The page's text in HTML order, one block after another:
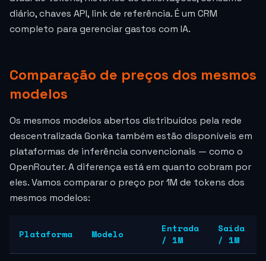
diário, chaves API, link de referência. É um CRM
completo para gerenciar gastos com IA.
Comparação de preços dos mesmos
modelos
Os mesmos modelos abertos distribuídos pela rede
descentralizada Gonka também estão disponíveis em
plataformas de inferência convencionais — como o
OpenRouter. A diferença está em quanto cobram por
eles. Vamos comparar o preço por 1M de tokens dos
mesmos modelos:
Plataforma Modelo
Entrada
/ 1M
Saída
/ 1M